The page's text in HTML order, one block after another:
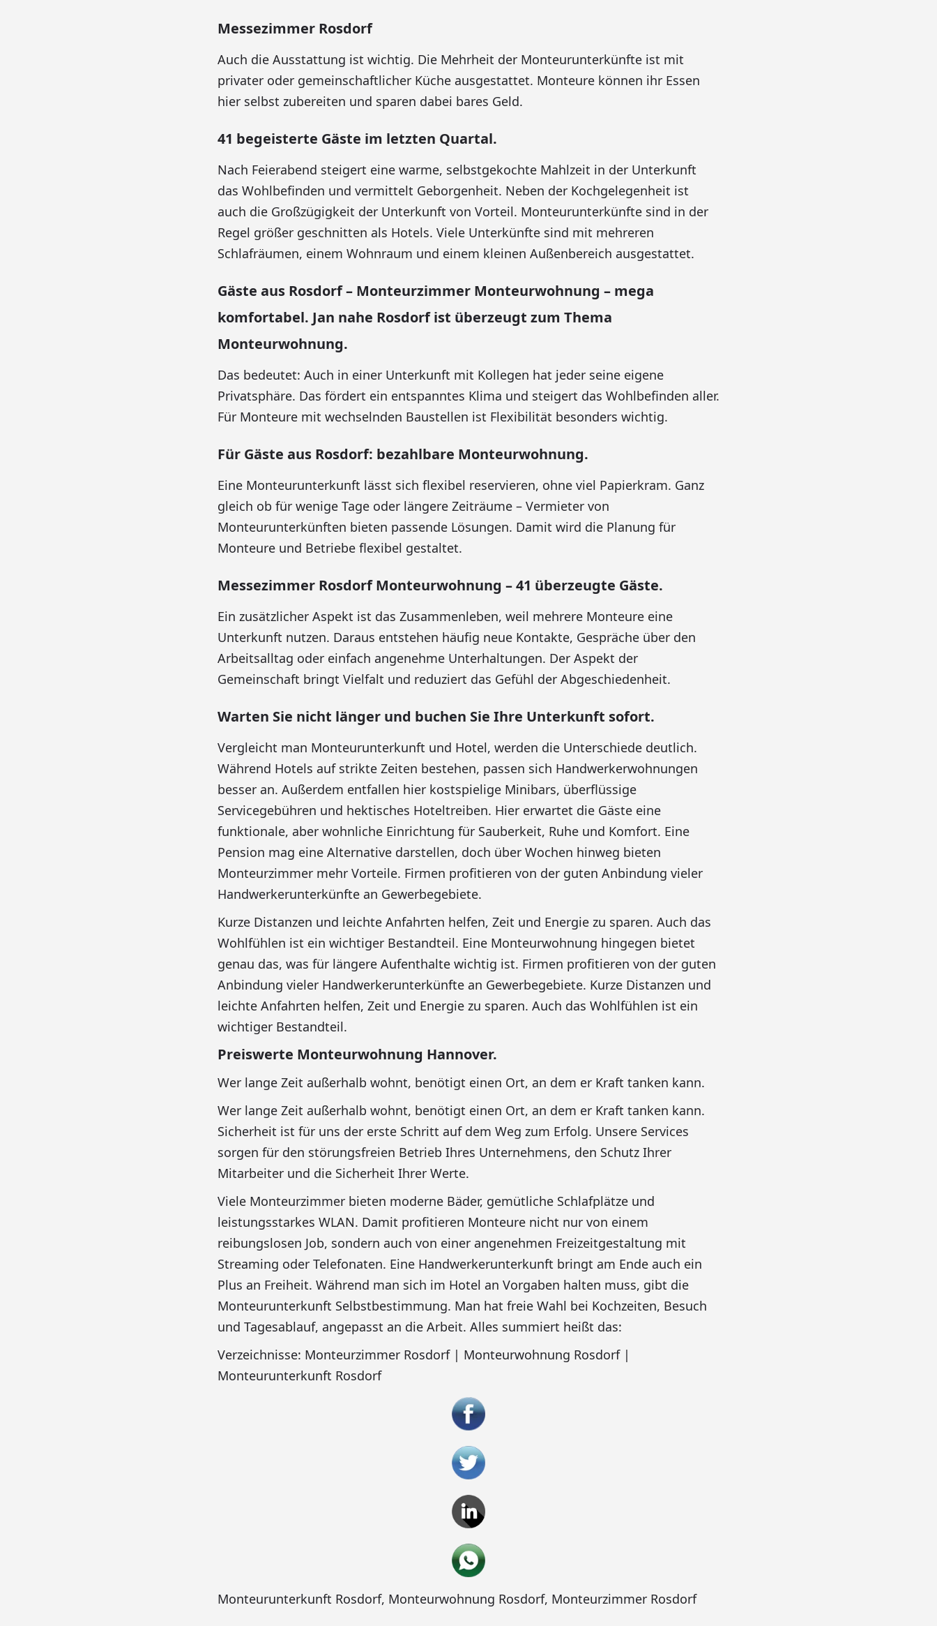
Messezimmer Rosdorf
Auch die Ausstattung ist wichtig. Die Mehrheit der Monteurunterkünfte ist mit
privater oder gemeinschaftlicher Küche ausgestattet. Monteure können ihr Essen
hier selbst zubereiten und sparen dabei bares Geld.
41 begeisterte Gäste im letzten Quartal.
Nach Feierabend steigert eine warme, selbstgekochte Mahlzeit in der Unterkunft
das Wohlbefinden und vermittelt Geborgenheit. Neben der Kochgelegenheit ist
auch die Großzügigkeit der Unterkunft von Vorteil. Monteurunterkünfte sind in der
Regel größer geschnitten als Hotels. Viele Unterkünfte sind mit mehreren
Schlafräumen, einem Wohnraum und einem kleinen Außenbereich ausgestattet.
Gäste aus Rosdorf – Monteurzimmer Monteurwohnung – mega
komfortabel. Jan nahe Rosdorf ist überzeugt zum Thema
Monteurwohnung.
Das bedeutet: Auch in einer Unterkunft mit Kollegen hat jeder seine eigene
Privatsphäre. Das fördert ein entspanntes Klima und steigert das Wohlbefinden aller.
Für Monteure mit wechselnden Baustellen ist Flexibilität besonders wichtig.
Für Gäste aus Rosdorf: bezahlbare Monteurwohnung.
Eine Monteurunterkunft lässt sich flexibel reservieren, ohne viel Papierkram. Ganz
gleich ob für wenige Tage oder längere Zeiträume – Vermieter von
Monteurunterkünften bieten passende Lösungen. Damit wird die Planung für
Monteure und Betriebe flexibel gestaltet.
Messezimmer Rosdorf Monteurwohnung – 41 überzeugte Gäste.
Ein zusätzlicher Aspekt ist das Zusammenleben, weil mehrere Monteure eine
Unterkunft nutzen. Daraus entstehen häufig neue Kontakte, Gespräche über den
Arbeitsalltag oder einfach angenehme Unterhaltungen. Der Aspekt der
Gemeinschaft bringt Vielfalt und reduziert das Gefühl der Abgeschiedenheit.
Warten Sie nicht länger und buchen Sie Ihre Unterkunft sofort.
Vergleicht man Monteurunterkunft und Hotel, werden die Unterschiede deutlich.
Während Hotels auf strikte Zeiten bestehen, passen sich Handwerkerwohnungen
besser an. Außerdem entfallen hier kostspielige Minibars, überflüssige
Servicegebühren und hektisches Hoteltreiben. Hier erwartet die Gäste eine
funktionale, aber wohnliche Einrichtung für Sauberkeit, Ruhe und Komfort. Eine
Pension mag eine Alternative darstellen, doch über Wochen hinweg bieten
Monteurzimmer mehr Vorteile. Firmen profitieren von der guten Anbindung vieler
Handwerkerunterkünfte an Gewerbegebiete.
Kurze Distanzen und leichte Anfahrten helfen, Zeit und Energie zu sparen. Auch das
Wohlfühlen ist ein wichtiger Bestandteil. Eine Monteurwohnung hingegen bietet
genau das, was für längere Aufenthalte wichtig ist. Firmen profitieren von der guten
Anbindung vieler Handwerkerunterkünfte an Gewerbegebiete. Kurze Distanzen und
leichte Anfahrten helfen, Zeit und Energie zu sparen. Auch das Wohlfühlen ist ein
wichtiger Bestandteil.
Preiswerte Monteurwohnung Hannover.
Wer lange Zeit außerhalb wohnt, benötigt einen Ort, an dem er Kraft tanken kann.
Wer lange Zeit außerhalb wohnt, benötigt einen Ort, an dem er Kraft tanken kann.
Sicherheit ist für uns der erste Schritt auf dem Weg zum Erfolg. Unsere Services
sorgen für den störungsfreien Betrieb Ihres Unternehmens, den Schutz Ihrer
Mitarbeiter und die Sicherheit Ihrer Werte.
Viele Monteurzimmer bieten moderne Bäder, gemütliche Schlafplätze und
leistungsstarkes WLAN. Damit profitieren Monteure nicht nur von einem
reibungslosen Job, sondern auch von einer angenehmen Freizeitgestaltung mit
Streaming oder Telefonaten. Eine Handwerkerunterkunft bringt am Ende auch ein
Plus an Freiheit. Während man sich im Hotel an Vorgaben halten muss, gibt die
Monteurunterkunft Selbstbestimmung. Man hat freie Wahl bei Kochzeiten, Besuch
und Tagesablauf, angepasst an die Arbeit. Alles summiert heißt das:
Verzeichnisse: Monteurzimmer Rosdorf | Monteurwohnung Rosdorf |
Monteurunterkunft Rosdorf
Monteurunterkunft Rosdorf, Monteurwohnung Rosdorf, Monteurzimmer Rosdorf